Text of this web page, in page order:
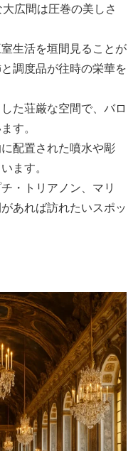
広間は圧巻の美しさ
生活を垣間見ることが
調度品が往時の栄華を
た荘厳な空間で、バロ
す。
配置された噴水や彫
ます。
・トリアノン、マリ
あれば訪れたいスポッ